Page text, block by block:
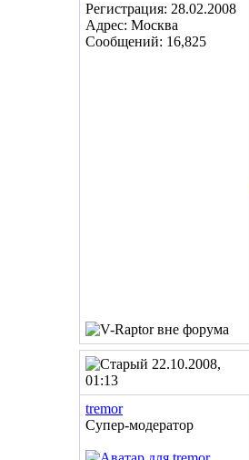
Регистрация: 28.02.2008
Адрес: Москва
Сообщений: 16,825
22.10.2008,
01:13
tremor
Супер-модератор